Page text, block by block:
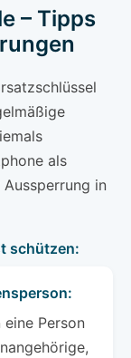
– Tipps
als
in
schützen:
Person